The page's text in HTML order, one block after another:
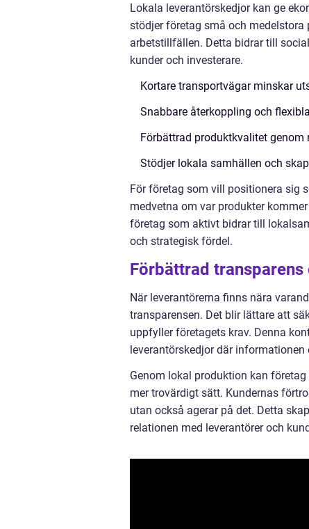
Lokala leverantörskedjor kan ge
stödjer företag små och medelstora
arbetstillfällen. Detta bidrar till
kunder och investerare.
Kortare transportvägar minskar
Snabbare återkoppling och
Förbättrad produktkvalitet genom
Stödjer lokala samhällen och
För företag som vill positionera sig
medvetna om var produkter
företag som aktivt bidrar till
och strategisk fördel.
Förbättrad
När leverantörerna finns nära
transparensen. Det blir lättare att
uppfyller företagets krav. Denna
leverantörskedjor där
Genom lokal produktion kan
mer trovärdigt sätt. Kundernas
utan också agerar på det. Detta
relationen med leverantörer och